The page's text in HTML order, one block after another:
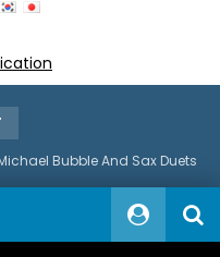
Bubble And Sax Duets